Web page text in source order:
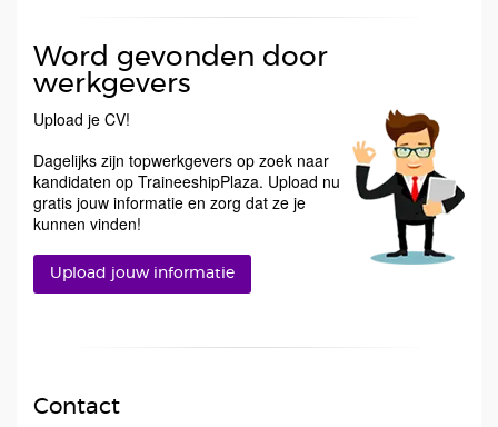
Word gevonden door
werkgevers
Upload je CV!
Dagelijks zijn topwerkgevers op zoek naar
kandidaten op TraineeshipPlaza. Upload nu
gratis jouw informatie en zorg dat ze je
kunnen vinden!
Upload jouw informatie
Contact